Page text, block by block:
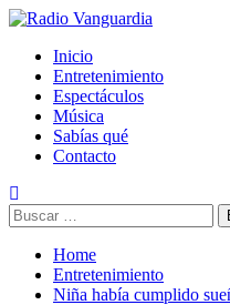
Skip
content
Radio Vanguardia
Tu música y mucho mas
Primary
Menu
Inicio
Entretenimiento
Espectáculos
Música
Sabías qué
Contacto
Buscar:
Home
Entretenimiento
Niña había cumplido